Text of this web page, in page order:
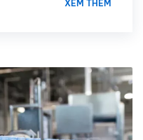
XEM THÊM